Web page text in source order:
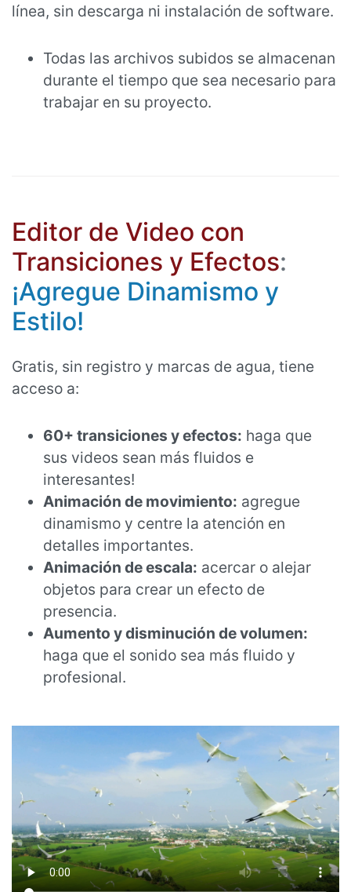
línea, sin descarga ni instalación de software.
Todas las archivos subidos se almacenan
durante el tiempo que sea necesario para
trabajar en su proyecto.
Editor de Video con
Transiciones y Efectos:
¡Agregue Dinamismo y
Estilo!
Gratis, sin registro y marcas de agua, tiene
acceso a:
60+ transiciones y efectos: haga que
sus videos sean más fluidos e
interesantes!
Animación de movimiento: agregue
dinamismo y centre la atención en
detalles importantes.
Animación de escala: acercar o alejar
objetos para crear un efecto de
presencia.
Aumento y disminución de volumen:
haga que el sonido sea más fluido y
profesional.